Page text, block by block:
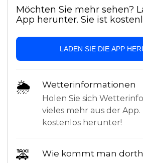
Möchten Sie mehr sehen?
App herunter. Sie ist
LADEN SIE DIE APP
🌦 Wetterinformationen
Holen Sie sich
vieles mehr aus der App.
kostenlos herunter!
🚕 Wie kommt man